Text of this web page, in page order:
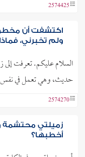
2574425
اكتشفت أن
ولم تخبرني،
السلام عليكم. تعرفت إلى
حديث، وهي تعمل في
2574270
زميلتي محتشمة
أخطبها؟